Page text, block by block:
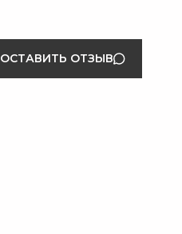
ОСТАВИТЬ ОТЗЫВ